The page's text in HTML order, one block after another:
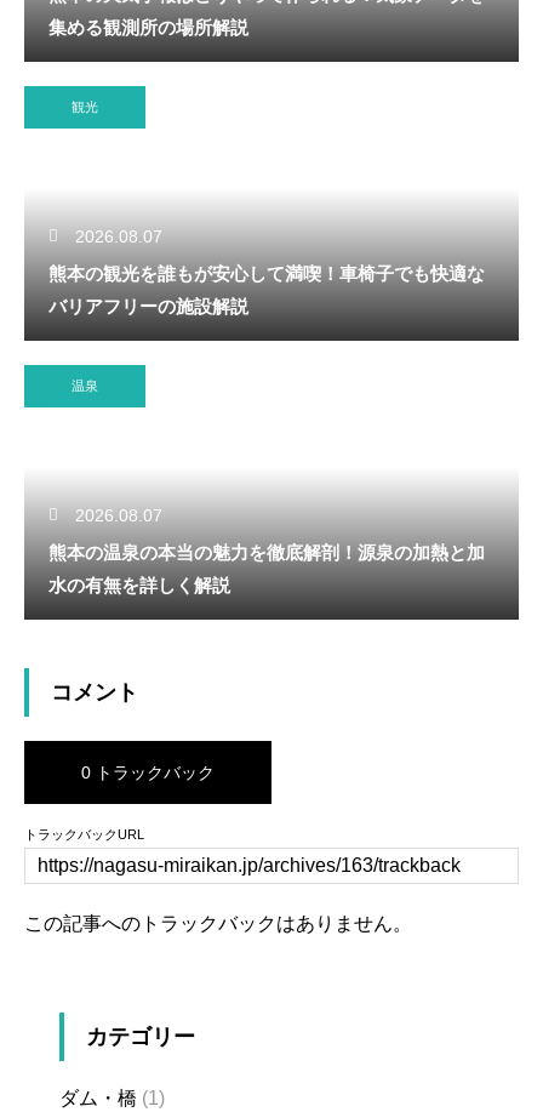
集める観測所の場所解説
観光
2026.08.07
熊本の観光を誰もが安心して満喫！車椅子でも快適な
バリアフリーの施設解説
温泉
2026.08.07
熊本の温泉の本当の魅力を徹底解剖！源泉の加熱と加
水の有無を詳しく解説
コメント
0 トラックバック
トラックバックURL
この記事へのトラックバックはありません。
カテゴリー
ダム・橋 (1)